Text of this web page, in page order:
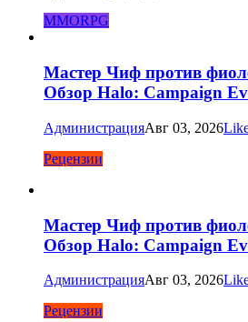
MMORPG
Мастер Чиф против
Обзор Halo: Campaign
АдминистрацияАвг 03, 2026
Рецензии
Мастер Чиф против
Обзор Halo: Campaign
АдминистрацияАвг 03, 2026
Рецензии